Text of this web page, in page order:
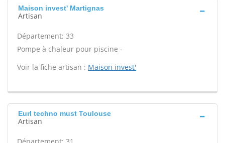
Maison invest' Martignas
Artisan
Département: 33
Pompe à chaleur pour piscine -
Voir la fiche artisan : Maison invest'
Eurl techno must Toulouse
Artisan